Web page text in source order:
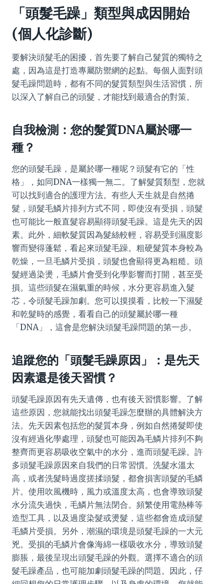
「頭髮毛躁」類型與成因開始
(個人化診斷)
要解決頭髮毛的困擾，首先要了解自己髮質的獨特之
處，因為這是打造專屬防禦網的起點。每個人面對頭
髮毛躁問題時，都有不同的髮質類型與生活習慣，所
以深入了解自己的頭髮，才能找到最適合的對策。
自我檢測：您的髮質DNA屬於哪一
種？
您的頭髮毛躁，是屬於哪一種呢？頭髮有它的「性
格」，如同DNA一樣獨一無二。了解髮質類型，您就
可以找到適合的護理方法。有些人天生就是自然捲
髮，頭髮毛鱗片排列方式不同，即使沒有受損，頭髮
也可能比一般直髮容易顯得頭髮毛躁。這是先天的因
素。此外，細軟髮質因為髮絲較輕，容易受到濕度影
響而變得蓬鬆，看起來頭髮毛躁。粗硬髮質本身較為
乾燥，一旦毛鱗片受損，頭髮也會顯得更為粗糙。頭
髮經過染燙，毛鱗片會受到化學影響而打開，甚至受
損。這些頭髮在濕氣重的時候，水分更容易進入髮
芯，令頭髮毛躁加劇。您可以摸摸看，比較一下濕髮
和乾髮時的感覺，看看自己的頭髮屬於哪一種
「DNA」，這會是您解決頭髮毛躁問題的第一步。
追蹤您的「頭髮毛躁原因」：是先天
因素還是後天習慣？
頭髮毛躁原因有先天遺傳，也有後天習慣影響。了解
這些原因，您就能找出頭髮毛躁怎麼辦的具體解決方
法。先天因素包括您的髮質本身，例如自然捲髮即使
沒有經過化學處理，頭髮也可能因為毛鱗片排列不夠
整齊而更容易吸收空氣中的水分，進而頭髮毛躁。許
多頭髮毛躁原因來自我們的日常習慣。洗髮水溫太
高，或者洗髮時過度搓揉頭髮，都會損害頭髮的毛鱗
片。使用吹風機時，風力或溫度太高，也會導致頭髮
水分流失過快，毛鱗片無法閉合。頻繁使用電熱棒等
造型工具，以及過度染髮或燙髮，這些都會造成頭髮
毛鱗片受損。另外，潮濕的環境是頭髮毛躁的一大元
兇。受損的毛鱗片會像海綿一樣吸收水分，導致頭髮
膨脹，最後呈現出頭髮毛躁的外觀。選擇不適合的頭
髮毛躁產品，也可能加劇頭髮毛躁的問題。因此，仔